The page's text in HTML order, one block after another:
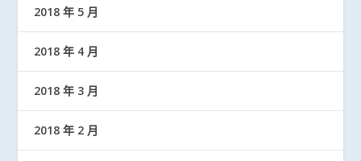
2018 年 5 月
2018 年 4 月
2018 年 3 月
2018 年 2 月